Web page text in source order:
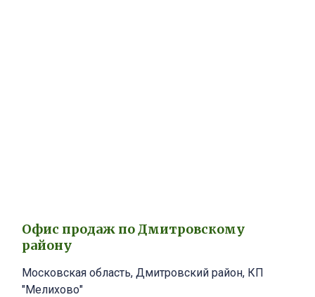
Офис продаж по Дмитровскому
району
Московская область, Дмитровский район, КП
"Мелихово"